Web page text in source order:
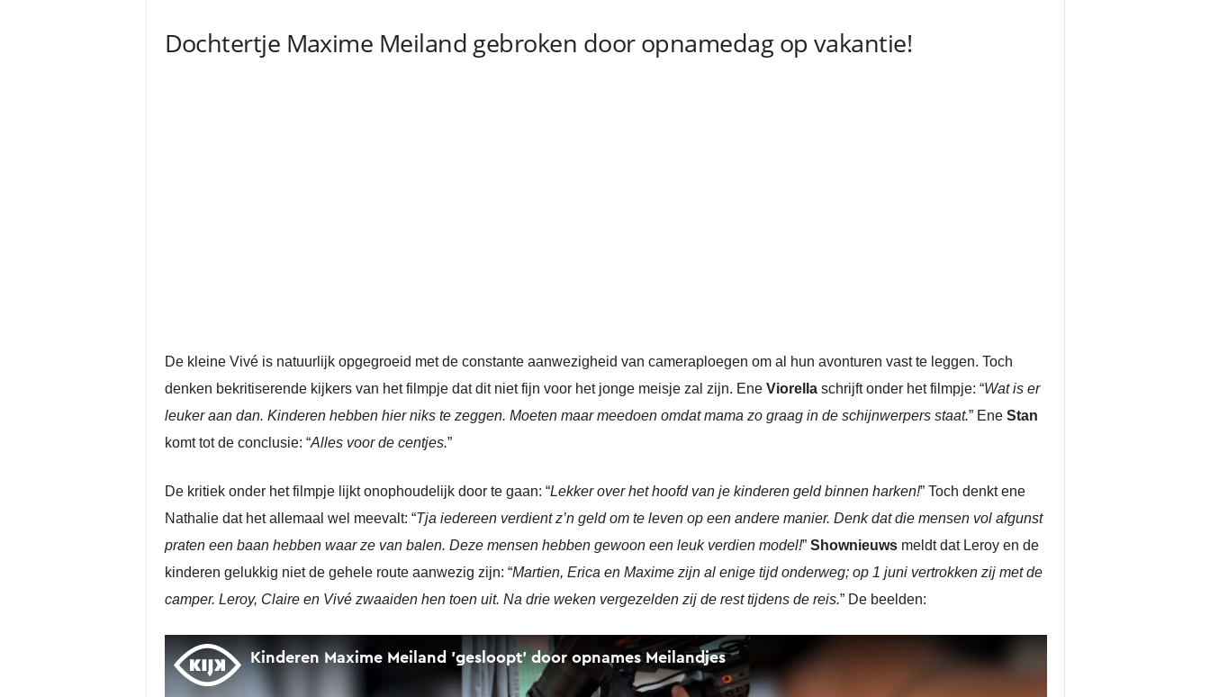
Dochtertje Maxime Meiland gebroken door opnamedag op vakantie!
De kleine Vivé is natuurlijk opgegroeid met de constante aanwezigheid van cameraploegen om al hun avonturen vast te leggen. Toch
denken bekritiserende kijkers van het filmpje dat dit niet fijn voor het jonge meisje zal zijn. Ene Viorella schrijft onder het filmpje: “Wat is er
leuker aan dan. Kinderen hebben hier niks te zeggen. Moeten maar meedoen omdat mama zo graag in de schijnwerpers staat.” Ene Stan
komt tot de conclusie: “Alles voor de centjes.”
De kritiek onder het filmpje lijkt onophoudelijk door te gaan: “Lekker over het hoofd van je kinderen geld binnen harken!” Toch denkt ene
Nathalie dat het allemaal wel meevalt: “Tja iedereen verdient z’n geld om te leven op een andere manier. Denk dat die mensen vol afgunst
praten een baan hebben waar ze van balen. Deze mensen hebben gewoon een leuk verdien model!” Shownieuws meldt dat Leroy en de
kinderen gelukkig niet de gehele route aanwezig zijn: “Martien, Erica en Maxime zijn al enige tijd onderweg; op 1 juni vertrokken zij met de
camper. Leroy, Claire en Vivé zwaaiden hen toen uit. Na drie weken vergezelden zij de rest tijdens de reis.” De beelden: